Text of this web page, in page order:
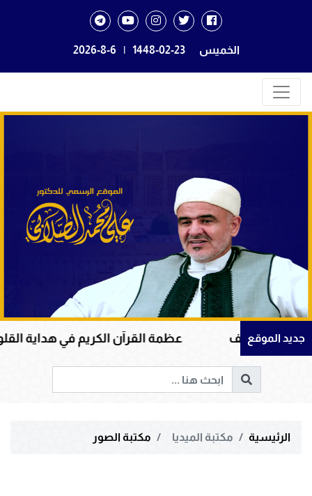
الخميس 1448-02-23
|
2026-8-6
جديد الموقع عظمة القرآن الكريم في هداية القلوب وإصلاح
الرئيسية مكتبة الميديا مكتبة الصور